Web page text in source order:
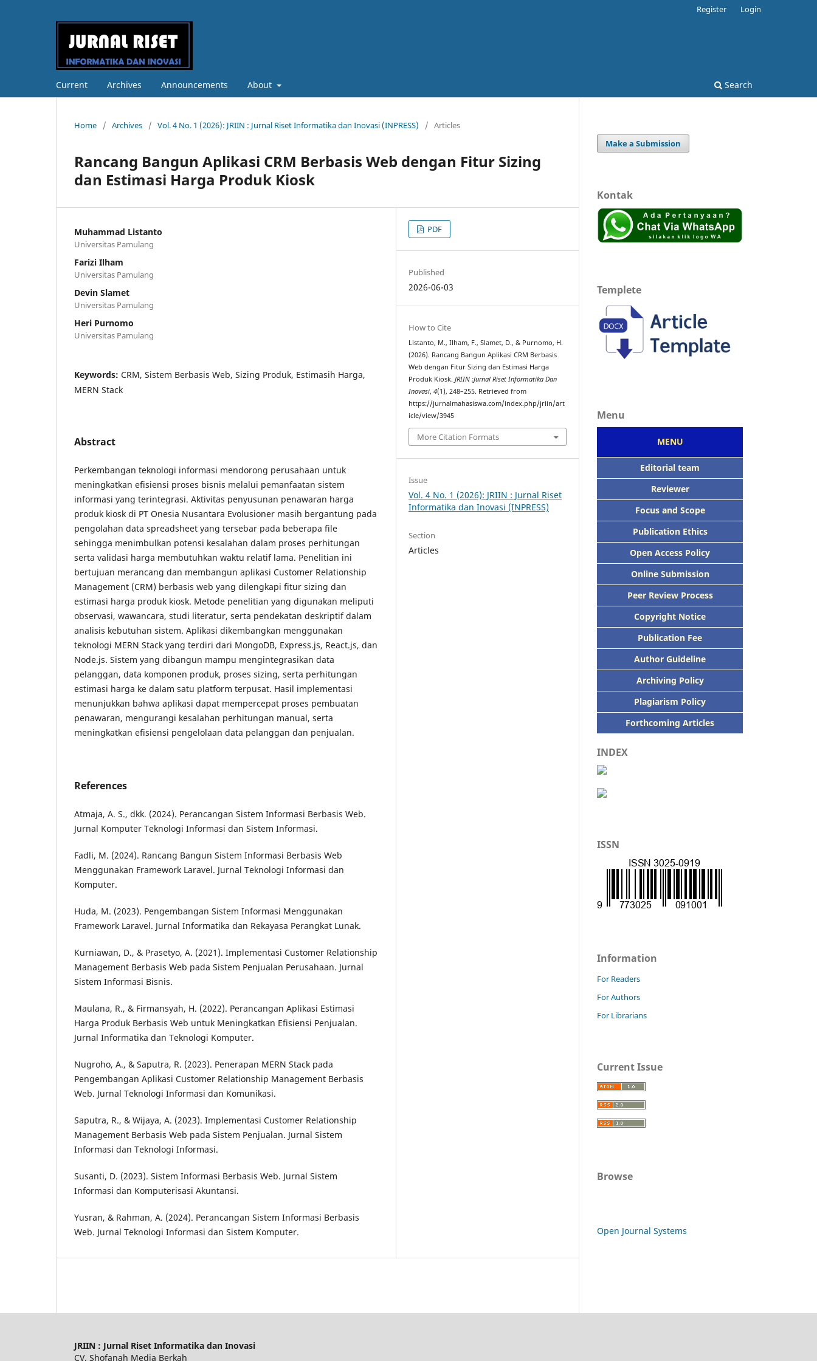
Current Archives Announcements About Search
Register Login
Home / Archives / Vol. 4 No. 1 (2026): JRIIN : Jurnal Riset Informatika dan Inovasi (INPRESS) / Articles
Rancang Bangun Aplikasi CRM Berbasis Web dengan Fitur Sizing
dan Estimasi Harga Produk Kiosk
Muhammad Listanto
Universitas Pamulang
Farizi Ilham
Universitas Pamulang
Devin Slamet
Universitas Pamulang
Heri Purnomo
Universitas Pamulang
Keywords: CRM, Sistem Berbasis Web, Sizing Produk, Estimasih Harga,
MERN Stack
Abstract
Perkembangan teknologi informasi mendorong perusahaan untuk
meningkatkan efisiensi proses bisnis melalui pemanfaatan sistem
informasi yang terintegrasi. Aktivitas penyusunan penawaran harga
produk kiosk di PT Onesia Nusantara Evolusioner masih bergantung pada
pengolahan data spreadsheet yang tersebar pada beberapa file
sehingga menimbulkan potensi kesalahan dalam proses perhitungan
serta validasi harga membutuhkan waktu relatif lama. Penelitian ini
bertujuan merancang dan membangun aplikasi Customer Relationship
Management (CRM) berbasis web yang dilengkapi fitur sizing dan
estimasi harga produk kiosk. Metode penelitian yang digunakan meliputi
observasi, wawancara, studi literatur, serta pendekatan deskriptif dalam
analisis kebutuhan sistem. Aplikasi dikembangkan menggunakan
teknologi MERN Stack yang terdiri dari MongoDB, Express.js, React.js, dan
Node.js. Sistem yang dibangun mampu mengintegrasikan data
pelanggan, data komponen produk, proses sizing, serta perhitungan
estimasi harga ke dalam satu platform terpusat. Hasil implementasi
menunjukkan bahwa aplikasi dapat mempercepat proses pembuatan
penawaran, mengurangi kesalahan perhitungan manual, serta
meningkatkan efisiensi pengelolaan data pelanggan dan penjualan.
References
Atmaja, A. S., dkk. (2024). Perancangan Sistem Informasi Berbasis Web.
Jurnal Komputer Teknologi Informasi dan Sistem Informasi.
Fadli, M. (2024). Rancang Bangun Sistem Informasi Berbasis Web
Menggunakan Framework Laravel. Jurnal Teknologi Informasi dan
Komputer.
Huda, M. (2023). Pengembangan Sistem Informasi Menggunakan
Framework Laravel. Jurnal Informatika dan Rekayasa Perangkat Lunak.
Kurniawan, D., & Prasetyo, A. (2021). Implementasi Customer Relationship
Management Berbasis Web pada Sistem Penjualan Perusahaan. Jurnal
Sistem Informasi Bisnis.
Maulana, R., & Firmansyah, H. (2022). Perancangan Aplikasi Estimasi
Harga Produk Berbasis Web untuk Meningkatkan Efisiensi Penjualan.
Jurnal Informatika dan Teknologi Komputer.
Nugroho, A., & Saputra, R. (2023). Penerapan MERN Stack pada
Pengembangan Aplikasi Customer Relationship Management Berbasis
Web. Jurnal Teknologi Informasi dan Komunikasi.
Saputra, R., & Wijaya, A. (2023). Implementasi Customer Relationship
Management Berbasis Web pada Sistem Penjualan. Jurnal Sistem
Informasi dan Teknologi Informasi.
Susanti, D. (2023). Sistem Informasi Berbasis Web. Jurnal Sistem
Informasi dan Komputerisasi Akuntansi.
Yusran, & Rahman, A. (2024). Perancangan Sistem Informasi Berbasis
Web. Jurnal Teknologi Informasi dan Sistem Komputer.
PDF
Published
2026-06-03
How to Cite
Listanto, M., Ilham, F., Slamet, D., & Purnomo, H.
(2026). Rancang Bangun Aplikasi CRM Berbasis
Web dengan Fitur Sizing dan Estimasi Harga
Produk Kiosk.JRIIN :Jurnal Riset Informatika Dan
Inovasi,4(1), 248–255. Retrieved from
https://jurnalmahasiswa.com/index.php/jriin/art
icle/view/3945
More Citation Formats
Issue
Vol. 4 No. 1 (2026): JRIIN : Jurnal Riset
Informatika dan Inovasi (INPRESS)
Section
Articles
Make a Submission
Kontak
Templete
Menu
MENU
Editorial team
Reviewer
Focus and Scope
Publication Ethics
Open Access Policy
Online Submission
Peer Review Process
Copyright Notice
Publication Fee
Author Guideline
Archiving Policy
Plagiarism Policy
Forthcoming Articles
INDEX
ISSN
Information
For Readers
For Authors
For Librarians
Current Issue
Browse
Open Journal Systems
JRIIN : Jurnal Riset Informatika dan Inovasi
CV. Shofanah Media Berkah